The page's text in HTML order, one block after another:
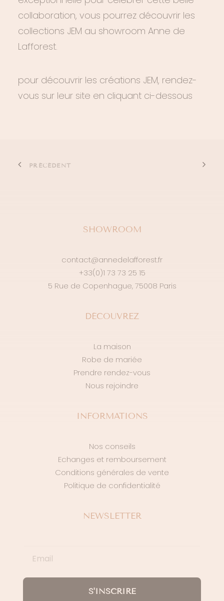
collaboration, vous pourrez découvrir les
collections JEM au showroom Anne de
Lafforest.
pour découvrir les créations JEM, rendez-
vous sur leur site en cliquant ci-dessous
PRÉCÉDENT
SHOWROOM
contact@annedelafforest.fr
+33(0)1 73 73 25 15
5 Rue de Copenhague, 75008 Paris
DÉCOUVREZ
La maison
Robe de mariée
Prendre rendez-vous
Nous rejoindre
INFORMATIONS
Nos conseils
Echanges et remboursement
Conditions générales de vente
Politique de confidentialité
NEWSLETTER
S'INSCRIRE